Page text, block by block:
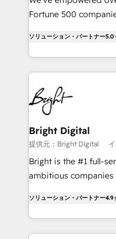
Website Design
Sales Enablement
Growth-Driven
Became the 5th Agency
HubSpot COS
COS Design Award
Provider of the Year
Partner 📆Founded in
Fortune 500
revenue, and unlock
With deep technical
automation,
lasting impact. We specialize in: • Turnkey and end-
to-end HubSpot
Sales, Service,
and chat agents,
workflows •
RevOps and AI-driven
design and CMS
and CRM migration
Client/member
ソリューション・パートナー5.0
Bright Digital
提供元：Bright Digital
Bright is the #1 full-
ambitious
developing a new
digital marketing; we
results)! In short, our services include: - HubSpot
ソリューション・パートナー4.9